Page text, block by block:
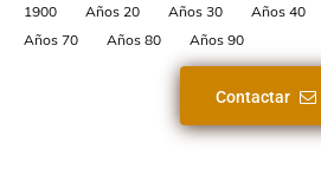
1900 Años 20 Años 30 Años 40
Años 70
Años 80 Años 90
Contactar